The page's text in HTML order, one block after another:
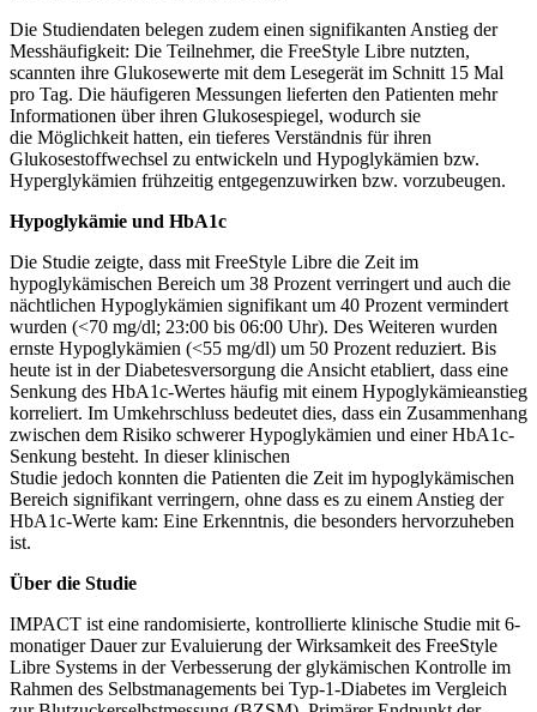
Die Studiendaten belegen zudem einen signifikanten Anstieg der
Messhäufigkeit: Die Teilnehmer, die FreeStyle Libre nutzten,
scannten ihre Glukosewerte mit dem Lesegerät im Schnitt 15 Mal
pro Tag. Die häufigeren Messungen lieferten den Patienten mehr
Informationen über ihren Glukosespiegel, wodurch sie
die Möglichkeit hatten, ein tieferes Verständnis für ihren
Glukosestoffwechsel zu entwickeln und Hypoglykämien bzw.
Hyperglykämien frühzeitig entgegenzuwirken bzw. vorzubeugen.
Hypoglykämie und HbA1c
Die Studie zeigte, dass mit FreeStyle Libre die Zeit im
hypoglykämischen Bereich um 38 Prozent verringert und auch die
nächtlichen Hypoglykämien signifikant um 40 Prozent vermindert
wurden (<70 mg/dl; 23:00 bis 06:00 Uhr). Des Weiteren wurden
ernste Hypoglykämien (<55 mg/dl) um 50 Prozent reduziert. Bis
heute ist in der Diabetesversorgung die Ansicht etabliert, dass eine
Senkung des HbA1c-Wertes häufig mit einem Hypoglykämieanstieg
korreliert. Im Umkehrschluss bedeutet dies, dass ein Zusammenhang
zwischen dem Risiko schwerer Hypoglykämien und einer HbA1c-
Senkung besteht. In dieser klinischen
Studie jedoch konnten die Patienten die Zeit im hypoglykämischen
Bereich signifikant verringern, ohne dass es zu einem Anstieg der
HbA1c-Werte kam: Eine Erkenntnis, die besonders hervorzuheben
ist.
Über die Studie
IMPACT ist eine randomisierte, kontrollierte klinische Studie mit 6-
monatiger Dauer zur Evaluierung der Wirksamkeit des FreeStyle
Libre Systems in der Verbesserung der glykämischen Kontrolle im
Rahmen des Selbstmanagements bei Typ-1-Diabetes im Vergleich